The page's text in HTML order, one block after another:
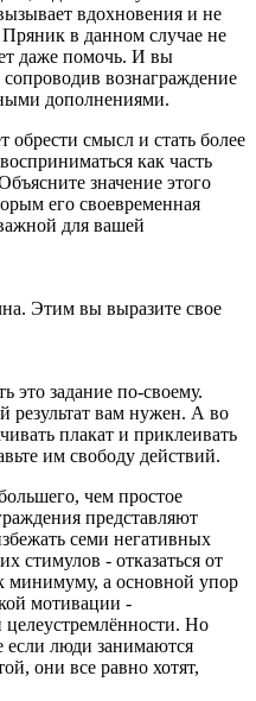
вдохновения и не
в данном случае не
даже помочь. И вы
вознаграждение
дополнениями.
обрести смысл и стать более
как часть
значение этого
его своевременная
для вашей
Этим вы выразите свое
это задание по-своему.
результат вам нужен. А во
плакат и приклеивать
им свободу действий.
чем простое
представляют
семи негативных
стимулов - отказаться от
минимуму, а основной упор
мотивации -
целеустремлённости. Но
люди занимаются
они все равно хотят,